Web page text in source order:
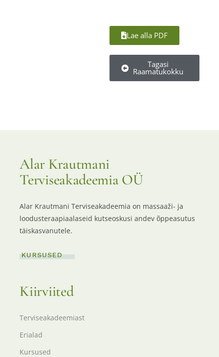
Lae alla PDF
Tagasi
Raamatukokku
Alar Krautmani
Terviseakadeemia OÜ
Alar Krautmani Terviseakadeemia on massaaži- ja
loodusteraapiaalaseid kutseoskusi andev õppeasutus
täiskasvanutele.
KURSUSED
Kiirviited
Terviseakadeemiast
Erialad
Kursused